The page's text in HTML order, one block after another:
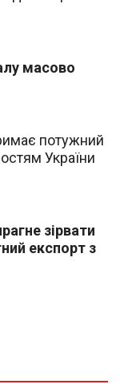
масово
потужний
України
зірвати
експорт з